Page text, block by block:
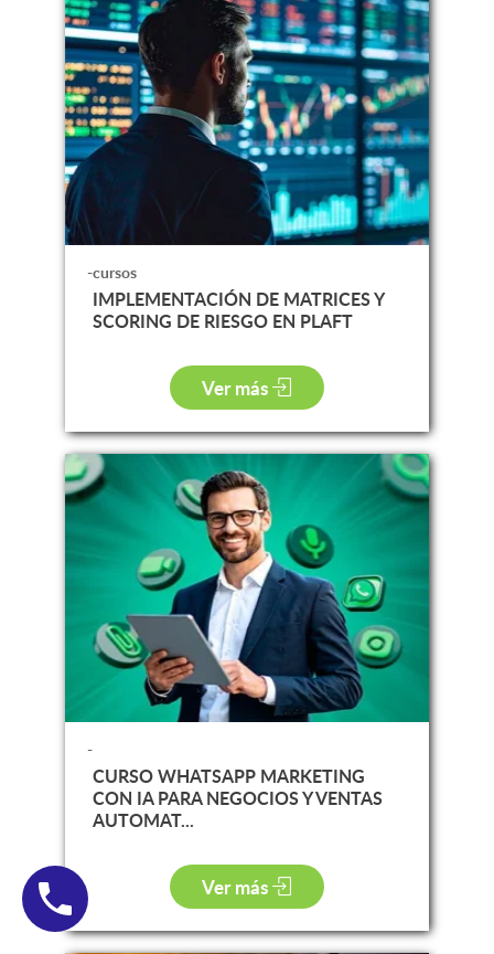
-cursos
IMPLEMENTACIÓN DE MATRICES Y
SCORING DE RIESGO EN PLAFT
Ver más
-
CURSO WHATSAPP MARKETING
CON IA PARA NEGOCIOS Y VENTAS
AUTOMAT...
Ver más